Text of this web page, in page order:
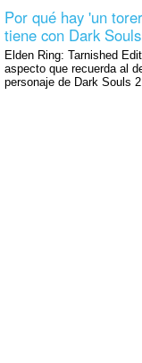
Por qué hay 'un
tiene con Dark
Elden Ring: Tarnished
aspecto que recuerda al
personaje de Dark Souls 2.